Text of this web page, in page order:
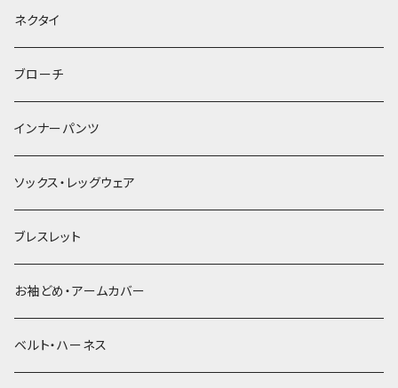
ヘッドドレス・カチューシャ
ヘアゴム
簪
ネクタイ
ブローチ
インナーパンツ
ソックス・レッグウェア
ブレスレット
お袖どめ・アームカバー
ベルト・ハーネス